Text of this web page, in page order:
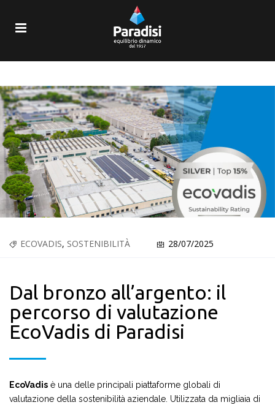
ECOVADIS, SOSTENIBILITÀ 28/07/2025
Dal bronzo all’argento: il
percorso di valutazione
EcoVadis di Paradisi
EcoVadis è una delle principali piattaforme globali di
valutazione della sostenibilità aziendale. Utilizzata da migliaia di